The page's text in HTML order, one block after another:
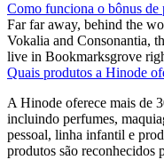
Como funciona o bônus
Far far away, behind the
Vokalia and Consonantia,
live in Bookmarksgrove
Quais produtos a Hinode
A Hinode oferece mais de
incluindo perfumes,
pessoal, linha infantil e
produtos são reconhecidos